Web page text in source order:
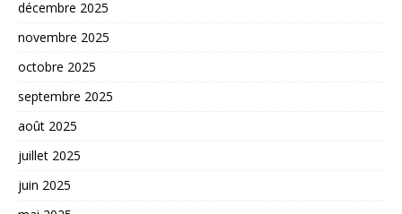
décembre 2025
novembre 2025
octobre 2025
septembre 2025
août 2025
juillet 2025
juin 2025